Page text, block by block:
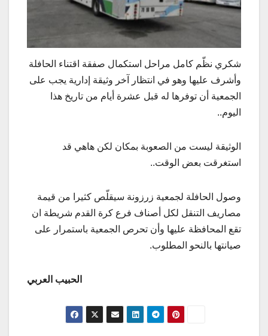
شكري نظّم كامل مراحل استكمال صفقة اقتناء الحافلة
وأشرف عليها وهو في انتظار آخر وثيقة إدارية يجب على
الجمعية أن توفرها له قبل عشرة أيام من تاريخ هذا
اليوم..
الوثيقة ليست من الصعوبة بمكان لكن هاهي قد
استغرقت بعض الوقت..
وصول الحافلة لجمعية زرزونة سيقلّص كثيرا من قيمة
مصاريف التنقل لكل أصناف فرع كرة القدم شريطة ان
تقع المحافظة عليها وأن تحرص الجمعية باستمرار على
صيانتها بالنحو المطلوب.
الحبيب العربي